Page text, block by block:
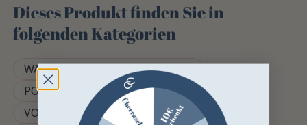
Dieses Produkt finden Sie in
folgenden Kategorien
WASSERDICHTE PFERDEDECKEN
PONY-AUSRÜSTUNG
PFERDEDECKE
VOLLSTÄNDIGE PFERDEDECKE